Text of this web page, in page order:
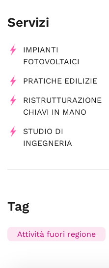
Servizi
IMPIANTI
FOTOVOLTAICI
PRATICHE EDILIZIE
RISTRUTTURAZIONE
CHIAVI IN MANO
STUDIO DI
INGEGNERIA
Tag
Attività fuori regione